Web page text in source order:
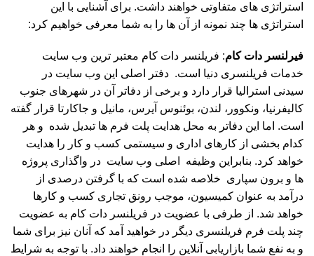
استراتژی های متفاوتی خواهند داشت. برای آشنایی با این
استراتژی ها چند نمونه از آن ها را به شما معرفی خواهیم کرد:
فیرلنسر دات کام: فریلنسر دات کام معتبر ترین وب سایت
خدمات فریلنسری دنیا است. دفتر اصلی این وب سایت در
سیدنی استرالیا قرار دارد و برخی از دفاتر آن در شهرهای جنوب
کالیفرنیا، ونکوور، لندن، بوئنوس آیرس، مانیل و جاکارتا قرار گفته
است. اما این دفاتر به محل هدایت پلت فرم ها تبدیل شده و هر
کدام بخشی از کارهای اداری و سیستمی کسب و کار را هدایت
خواهد کرد. بنابراین وظیفه اصلی وب سایت در واگذاری پروژه
ها و برون سپاری خلاصه شده است که با گرفتن درصدی از
درآمد به عنوان کمیسیون، موجب رونق تجاری کسب و کارها
خواهد شد. از طرفی با عضویت در فریلنسر دات کام به عضویت
چند پلت فرم فریلنسری دیگر در خواهید آمد که آنان نیز برای شما
و به نفع شما بازاریابی آنلاین را انجام خواهند داد. با توجه به شرایط